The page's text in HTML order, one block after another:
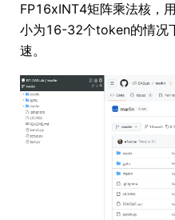
FP16xINT4矩阵乘法核，
小为16-32个token的情况
速。